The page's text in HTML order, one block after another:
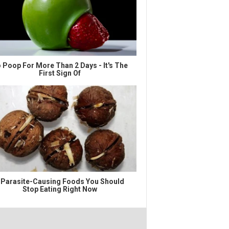
Poop For More Than 2 Days - It's The
First Sign Of
Causing Foods You Should
Stop Eating Right Now